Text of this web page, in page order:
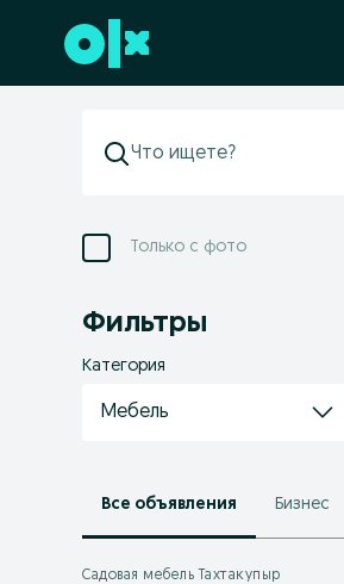
Перейти к нижнему колонтитулу
Только с фото
Фильтры
Категория
Мебель
Все объявления Бизнес
Садовая мебель Тахтакупыр